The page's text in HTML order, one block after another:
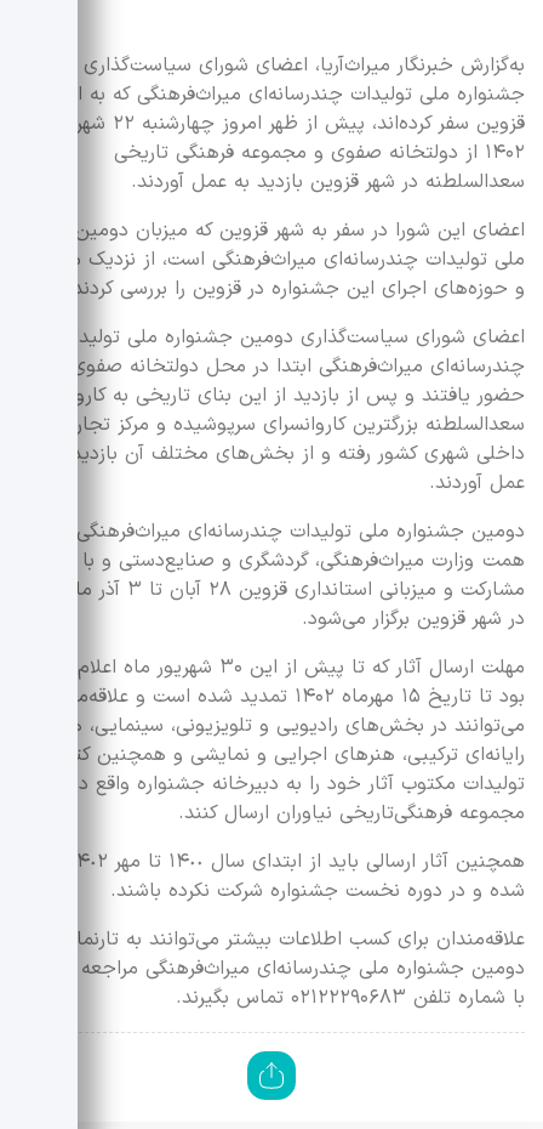
به‌گزارش خبرنگار میراث‌آریا، اعضای شورای سیاست‌گذاری دومین
جشنواره ملی تولیدات چندرسانه‌ای میراث‌فرهنگی که به استان
قزوین سفر کرده‌اند، پیش از ظهر امروز چهارشنبه ۲۲ شهریور
۱۴۰۲ از دولتخانه صفوی و مجموعه فرهنگی تاریخی
سعدالسلطنه در شهر قزوین بازدید به عمل آوردند.
اعضای این شورا در سفر به شهر قزوین که میزبان دومین رویداد
ملی تولیدات چندرسانه‌ای میراث‌فرهنگی است، از نزدیک محورها
و حوزه‌های اجرای این جشنواره در قزوین را بررسی کردند.
اعضای شورای سیاست‌گذاری دومین جشنواره ملی تولیدات
چندرسانه‌ای میراث‌فرهنگی ابتدا در محل دولتخانه صفوی
حضور یافتند و پس از بازدید از این بنای تاریخی به کاروانسرای
سعدالسلطنه بزرگترین کاروانسرای سرپوشیده و مرکز تجاری
داخلی شهری کشور رفته و از بخش‌های مختلف آن بازدید به
عمل آوردند.
دومین جشنواره ملی تولیدات چندرسانه‌ای میراث‌فرهنگی به
همت وزارت میراث‌فرهنگی، گردشگری و صنایع‌دستی و با
در شهر قزوین برگزار می‌شود.
مهلت ارسال آثار که تا پیش از این ۳۰ شهریور ماه اعلام شده
بود تا تاریخ ۱۵ مهرماه ۱۴۰۲ تمدید شده است و علاقه‌مندان
می‌توانند در بخش‌های رادیویی و تلویزیونی، سینمایی، هنرهای
رایانه‌ای ترکیبی، هنرهای اجرایی و نمایشی و همچنین کتاب و
تولیدات مکتوب آثار خود را به دبیرخانه جشنواره واقع در
مجموعه فرهنگی‌تاریخی نیاوران ارسال کنند.
شده و در دوره نخست جشنواره شرکت نکرده باشند.
علاقه‌مندان برای کسب اطلاعات بیشتر می‌توانند به تارنمای
دومین جشنواره ملی چندرسانه‌ای میراث‌فرهنگی مراجعه کنند یا
با شماره تلفن ۰۲۱۲۲۲۹۰۶۸۳ تماس بگیرند.